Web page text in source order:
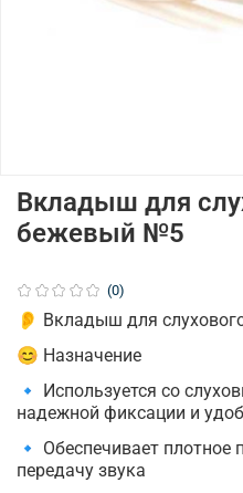
(0)
Вкладыш для
бежевый №5
👂 Вкладыш для
😊 Назначение
🔹 Используется со
надежной фиксации и
🔹 Обеспечивает плотное
передачу звука